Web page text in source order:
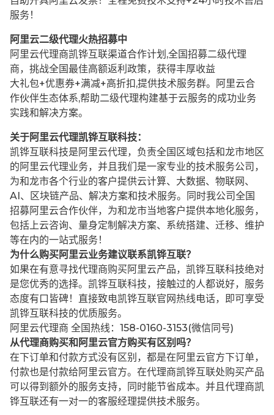
服务！
阿里云二级代理火热招募中
阿里云代理商凯铧互联渠道合作计划,全国招募二级代理
商，挑战全国最佳高额返利政策，获得丰厚收益
大礼包+优惠券+满减+高折扣,提供技术服务群。阿里云合
作伙伴生态体系,帮助二级代理构建基于云服务的成功业务
实践和解决方案。
关于阿里云代理凯铧互联科技：
凯铧互联科技是阿里云代理，负责全国区域包括和龙市地区
的阿里云代理业务，并且我们是一家专业的技术服务公司，
为和龙市各个行业的客户提供云计算、大数据、物联网、
AI、区块链产品、解决方案和技术服务。同时我公司全国
招募阿里云合作伙伴，为和龙市当地客户提供本地化服务，
包括上云咨询、量身定制解决方案、系统搭建、迁移、维护
等在内的一站式服务！
为什么购买阿里云业务建议联系凯铧互联？
如果在有意寻找代理商购买阿里云产品，凯铧互联科技绝对
是您优秀的选择。凯铧互联科技，接触过的人都说好，服务
态度有口皆碑！直接致电凯铧互联官网热线电话，即可享受
凯铧互联科技的优质服务。
阿里云代理商 全国热线：158-0160-3153(微信同号)
从代理商购买和阿里云官方购买有区别吗？
在下订单和付款方式没有区别，都是在阿里云官方下订单，
付款也是付款给阿里云官方。在代理商凯铧互联处购买产品
可以得到额外的服务支持，同时能节省成本。并且代理商凯
铧互联还有一对一的客服经理提供技术服务。